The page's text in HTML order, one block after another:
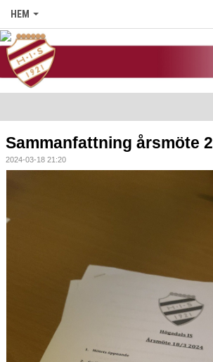
HEM
Nyheter
Medlem i HIS
Sammanfattning årsmöte
2024-03-18 21:20